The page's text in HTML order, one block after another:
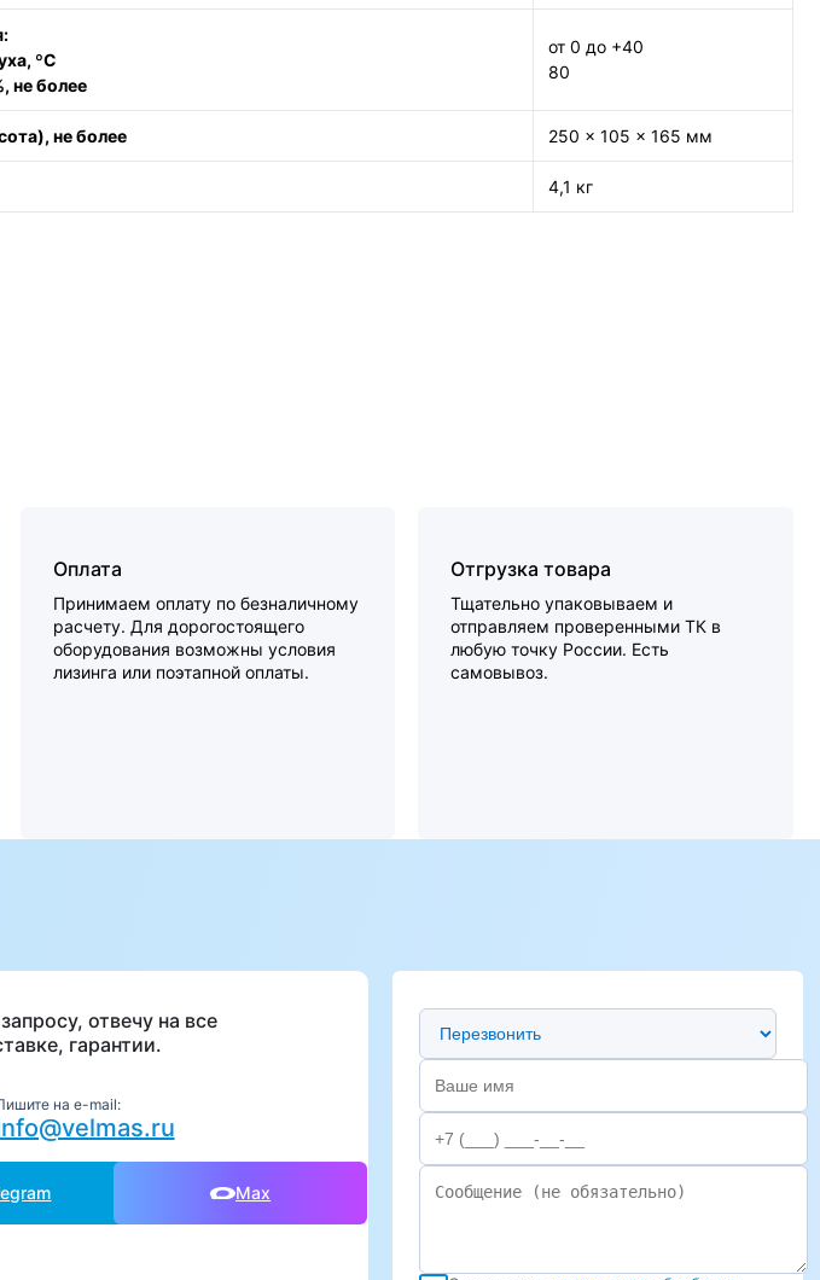
ºC
не более
от 0 до +40
80
не более 250 x 105 x 165 мм
4,1 кг
Оплата
Принимаем оплату по безналичному
расчету. Для дорогостоящего
оборудования возможны условия
лизинга или поэтапной оплаты.
Отгрузка товара
Тщательно упаковываем и
отправляем проверенными ТК в
любую точку России. Есть
самовывоз.
отвечу на все
гарантии.
на e-mail:
Max
Предпочтительный способ связи